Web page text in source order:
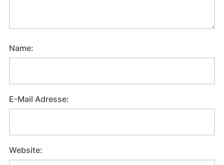
Name:
E-Mail Adresse:
Website: